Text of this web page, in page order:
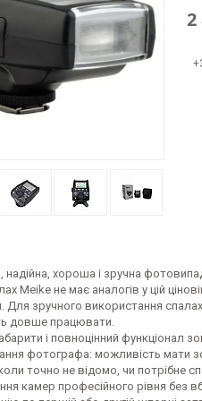
2
надійна, хороша і зручна
Meike не має аналогів у цій
Для зручного використання
довше працювати.
і повноцінний функціонал
фотографа: можливість мати
точно не відомо, чи потрібне
камер професійного рівня без